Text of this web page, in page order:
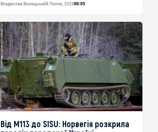
Владислав Вінницький8 Липня, 202600:05
Від M113 до SISU: Норвегія розкрила